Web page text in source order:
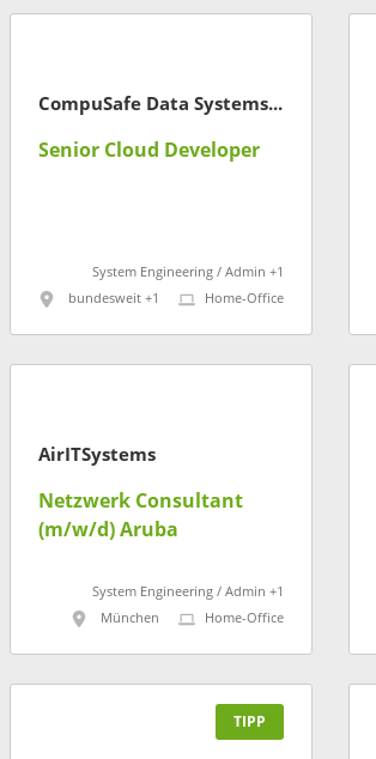
CompuSafe Data Systems AG
Senior Cloud Developer
System Engineering / Admin +1
bundesweit +1
Home-Office
AirITSystems
Netzwerk Consultant
(m/w/d) Aruba
System Engineering / Admin +1
München
Home-Office
TIPP